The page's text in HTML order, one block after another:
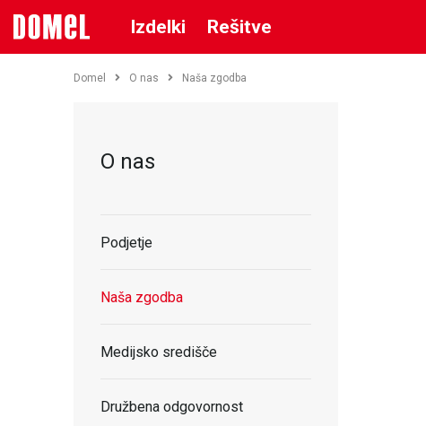
Izdelki Rešitve
Domel O nas Naša zgodba
O nas
Podjetje
Naša zgodba
Medijsko središče
Družbena odgovornost